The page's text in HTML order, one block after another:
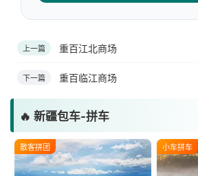
上一篇 重百江北商场
下一篇 重百临江商场
🔥 新疆包车-拼车
散客拼团 小车拼车